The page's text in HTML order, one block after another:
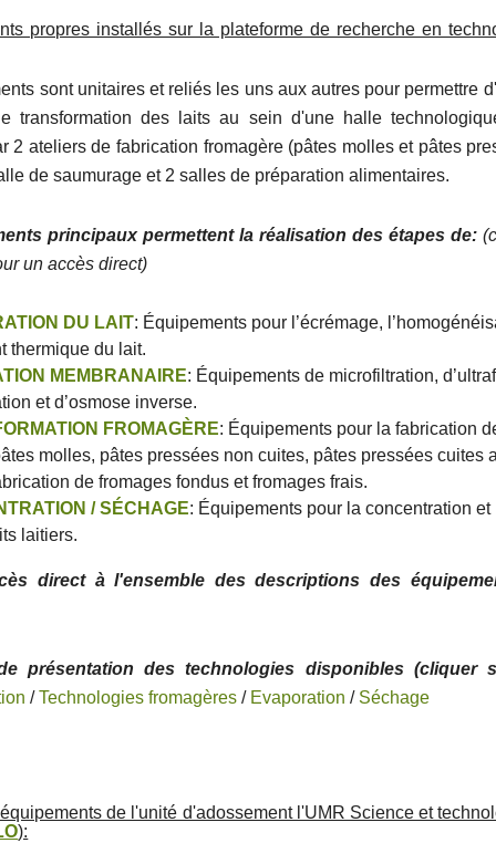
propres installés sur la plateforme de recherche en
sont unitaires et reliés les uns aux autres pour permettre
transformation des laits au sein d'une halle
2 ateliers de fabrication fromagère (pâtes molles et pâtes
de saumurage et 2 salles de préparation alimentaires.
principaux permettent la réalisation des étapes de:
un accès direct)
DU LAIT: Équipements pour l’écrémage,
thermique du lait.
MEMBRANAIRE: Équipements de microfiltration,
et d’osmose inverse.
FROMAGÈRE: Équipements pour la fabrication
molles, pâtes pressées non cuites, pâtes pressées cuites
de fromages fondus et fromages frais.
/ SÉCHAGE: Équipements pour la concentration
laitiers.
direct à l'ensemble des descriptions des
présentation des technologies disponibles (cliquer
/Technologies fromagères / Evaporation/ Séchage
de l'unité d'adossement l'UMR Science et
):